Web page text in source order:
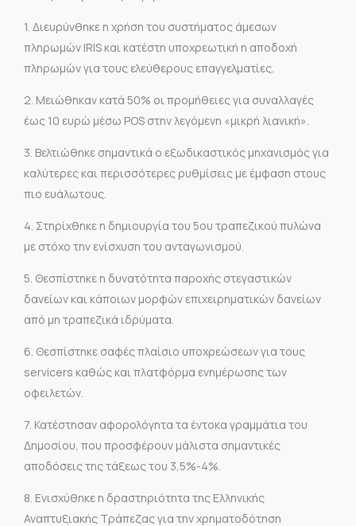
1. Διευρύνθηκε η χρήση του συστήματος άμεσων
πληρωμών IRIS και κατέστη υποχρεωτική η αποδοχή
πληρωμών για τους ελεύθερους επαγγελματίες.
2. Μειώθηκαν κατά 50% οι προμήθειες για συναλλαγές
έως 10 ευρώ μέσω POS στην λεγόμενη «μικρή λιανική».
3. Βελτιώθηκε σημαντικά ο εξωδικαστικός μηχανισμός για
καλύτερες και περισσότερες ρυθμίσεις με έμφαση στους
πιο ευάλωτους.
4. Στηρίχθηκε η δημιουργία του 5ου τραπεζικού πυλώνα
με στόχο την ενίσχυση του ανταγωνισμού.
5. Θεσπίστηκε η δυνατότητα παροχής στεγαστικών
δανείων και κάποιων μορφών επιχειρηματικών δανείων
από μη τραπεζικά ιδρύματα.
6. Θεσπίστηκε σαφές πλαίσιο υποχρεώσεων για τους
servicers καθώς και πλατφόρμα ενημέρωσης των
οφειλετών.
7. Κατέστησαν αφορολόγητα τα έντοκα γραμμάτια του
Δημοσίου, που προσφέρουν μάλιστα σημαντικές
αποδόσεις της τάξεως του 3,5%-4%.
8. Ενισχύθηκε η δραστηριότητα της Ελληνικής
Αναπτυξιακής Τράπεζας για την χρηματοδότηση